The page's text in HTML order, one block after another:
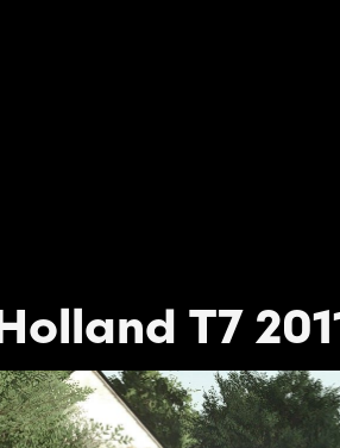
T7